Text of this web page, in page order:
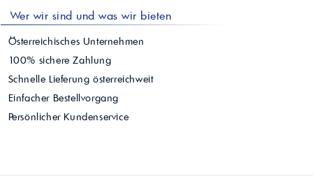
Wer wir sind und was wir bieten
Österreichisches Unternehmen
100% sichere Zahlung
Schnelle Lieferung österreichweit
Einfacher Bestellvorgang
Persönlicher Kundenservice